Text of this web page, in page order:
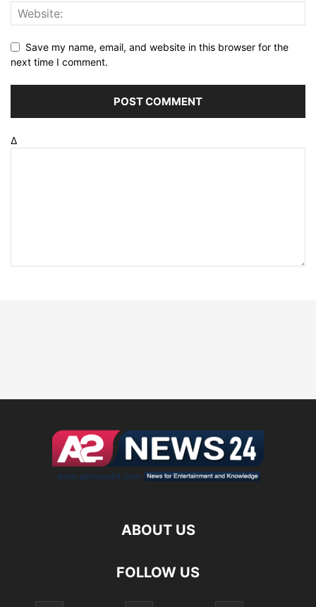
Save my name, email, and website in this browser for the
next time I comment.
Δ
ABOUT US
FOLLOW US